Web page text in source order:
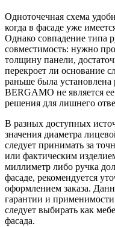
Одноточечная схема
когда в фасаде уже
Однако совпадение типа
совместимость: нужно
толщину панели,
перекроет ли основание
раньше была установлена
BERGAMO не является
решения для лишнего
В разных доступных
значения диаметра
следует принимать за
или фактическим
миллиметр либо ручка
фасаде, рекомендуется
оформлением заказа.
гарантии и
следует выбирать как
фасада.